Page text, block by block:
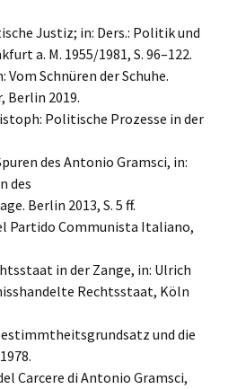
Justiz; in: Ders.: Politik und
a. M. 1955/1981, S. 96–122.
Schnü­ren der Schuhe.
Berlin 2019.
Politi­sche Prozes­se in der
des Antonio Gramsci, in:
des
Berlin 2013, S. 5 ff.
Partido Commu­nis­ta Italia­no,
in der Zange, in: Ulrich
Rechts­staat, Köln
und die
Carce­re di Antonio Gramsci,